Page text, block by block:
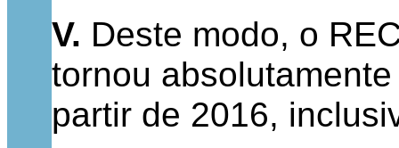
V. Deste modo, o
tornou
partir de 2016,